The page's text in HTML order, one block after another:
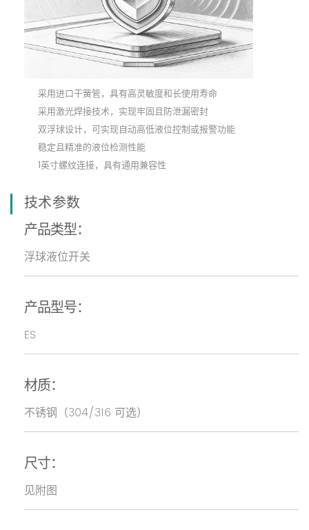
采用进口干簧管，具有高灵敏度和长使用寿命
采用激光焊接技术，实现牢固且防泄漏密封
双浮球设计，可实现自动高低液位控制或报警功能
稳定且精准的液位检测性能
1英寸螺纹连接，具有通用兼容性
技术参数
产品类型：
浮球液位开关
产品型号：
ES
材质：
不锈钢（304/316 可选）
尺寸：
见附图